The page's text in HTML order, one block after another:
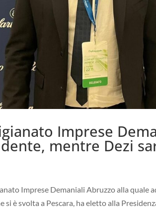
Imprese
mentre Dezi
Imprese Demaniali Abruzzo alla quale
si è svolta a Pescara, ha eletto alla